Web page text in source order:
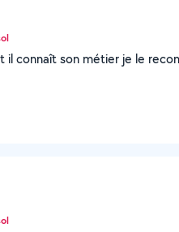
il connaît son métier je le